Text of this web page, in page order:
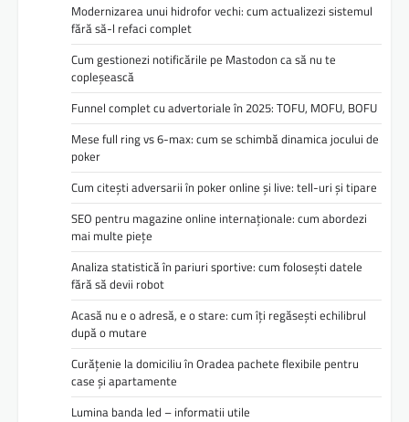
Modernizarea unui hidrofor vechi: cum actualizezi sistemul
fără să-l refaci complet
Cum gestionezi notificările pe Mastodon ca să nu te
copleșească
Funnel complet cu advertoriale în 2025: TOFU, MOFU, BOFU
Mese full ring vs 6-max: cum se schimbă dinamica jocului de
poker
Cum citești adversarii în poker online și live: tell-uri și tipare
SEO pentru magazine online internaționale: cum abordezi
mai multe piețe
Analiza statistică în pariuri sportive: cum folosești datele
fără să devii robot
Acasă nu e o adresă, e o stare: cum îți regăsești echilibrul
după o mutare
Curățenie la domiciliu în Oradea pachete flexibile pentru
case și apartamente
Lumina banda led – informatii utile